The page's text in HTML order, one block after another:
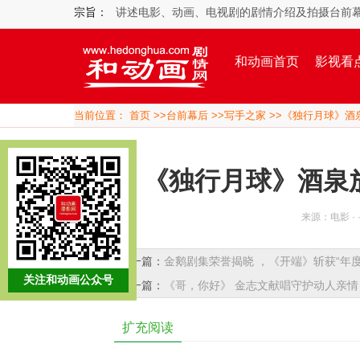
宗旨： 讲述电影、动画、电视剧的剧情介绍及拍摄台前
和动画首页 影视看
当前位置： 首页 >>台前幕后 >>写手之家 >>《独行月球》酒
《独行月球》酒
来源：电影 · ·
上一篇： 金鹅剧集荣誉揭晓 ，《开端》斩获“年
下一篇：
《哥，你好》 金志文献唱守护动人亲
扩充阅读
关注和动画公众号